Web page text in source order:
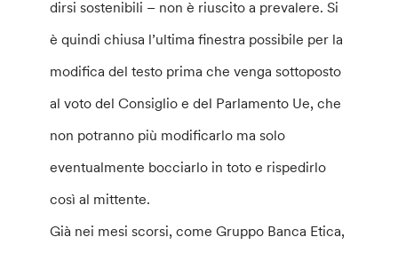
dirsi sostenibili – non è riuscito a prevalere. Si
è quindi chiusa l’ultima finestra possibile per la
modifica del testo prima che venga sottoposto
al voto del Consiglio e del Parlamento Ue, che
non potranno più modificarlo ma solo
eventualmente bocciarlo in toto e rispedirlo
così al mittente.
Già nei mesi scorsi, come Gruppo Banca Etica,